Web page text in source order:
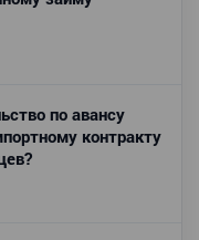
по авансу
контракту